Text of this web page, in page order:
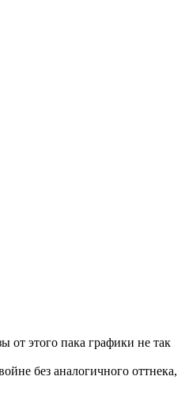
от этого пака графики не так
без аналогичного оттнека,